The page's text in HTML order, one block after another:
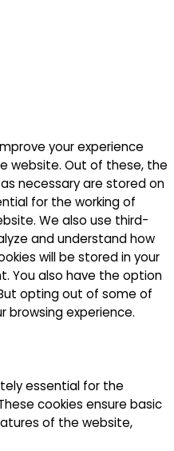
your experience
website. Out of these, the
necessary are stored on
for the working of
We also use third-
and understand how
will be stored in your
You also have the option
opting out of some of
browsing experience.
essential for the
cookies ensure basic
of the website,